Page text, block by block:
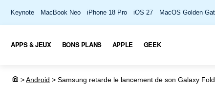
Keynote MacBook Neo iPhone 18 Pro iOS 27 MacOS Golden
APPS & JEUX BONS PLANS APPLE GEEK
>Android > Samsung retarde le lancement de son Galaxy